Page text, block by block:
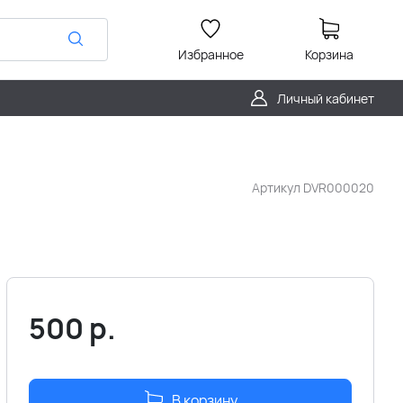
Избранное Корзина
Личный кабинет
Артикул DVR000020
500 р.